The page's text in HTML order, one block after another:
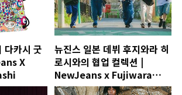
다카시 굿
X
뉴진스 일본 데뷔 후지와라 히
로시와의 협업 컬렉션 |
NewJeans x Fujiwara
Hiroshi